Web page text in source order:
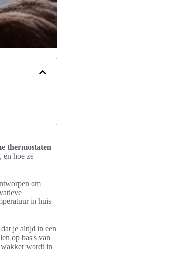
thermostaten
, en hoe ze
om
in huis
je altijd in een
op basis van
wordt in